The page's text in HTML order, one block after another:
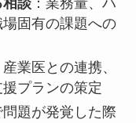
固有の課題への
産業医との連携、
プランの策定
問題が発覚した際